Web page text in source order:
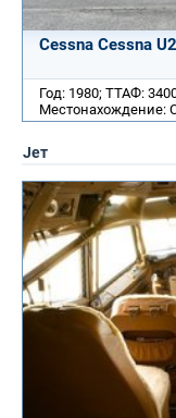
Cessna Cessna
Год: 1980; ТТАФ:
Местонахождение:
Jет